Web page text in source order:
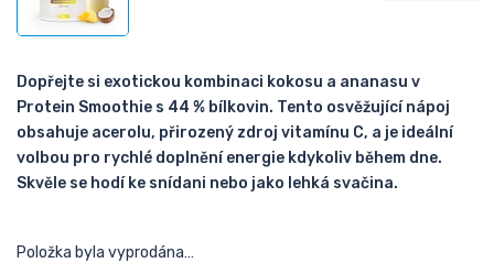
Položka byla vyprodána…
Dopřejte si exotickou kombinaci kokosu a ananasu v
Protein Smoothie s 44 % bílkovin. Tento osvěžující nápoj
obsahuje acerolu, přirozený zdroj vitamínu C, a je ideální
volbou pro rychlé doplnění energie kdykoliv během dne.
Skvěle se hodí ke snídani nebo jako lehká svačina.